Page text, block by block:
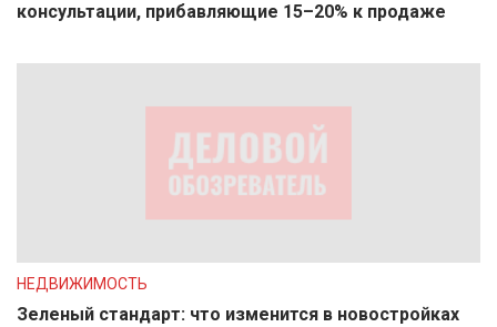
консультации, прибавляющие 15–20% к продаже
НЕДВИЖИМОСТЬ
Зеленый стандарт: что изменится в новостройках